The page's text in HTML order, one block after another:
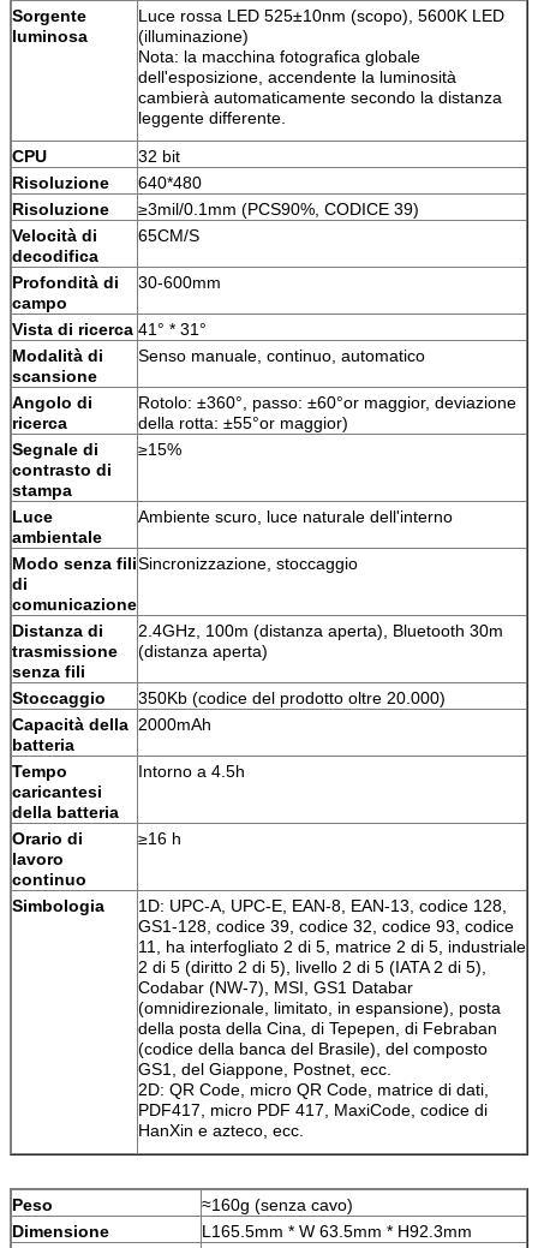
Sorgente
luminosa
Luce rossa LED 525±10nm (scopo), 5600K LED
(illuminazione)
Nota: la macchina fotografica globale
dell'esposizione, accendente la luminosità
cambierà automaticamente secondo la distanza
leggente differente.
CPU
32 bit
Risoluzione
640*480
Risoluzione
≥3mil/0.1mm (PCS90%, CODICE 39)
Velocità di
decodifica
65CM/S
Profondità di
campo
30-600mm
Vista di ricerca 41° * 31°
Modalità di
scansione
Senso manuale, continuo, automatico
Angolo di
ricerca
Rotolo: ±360°, passo: ±60°or maggior, deviazione
della rotta: ±55°or maggior)
Segnale di
contrasto di
stampa
≥15%
Luce
ambientale
Ambiente scuro, luce naturale dell'interno
Modo senza fili
di
comunicazione
Sincronizzazione, stoccaggio
Distanza di
trasmissione
senza fili
2.4GHz, 100m (distanza aperta), Bluetooth 30m
(distanza aperta)
Stoccaggio
350Kb (codice del prodotto oltre 20.000)
Capacità della
batteria
2000mAh
Tempo
caricantesi
della batteria
Intorno a 4.5h
Orario di
lavoro
continuo
≥16 h
Simbologia
1D: UPC-A, UPC-E, EAN-8, EAN-13, codice 128,
GS1-128, codice 39, codice 32, codice 93, codice
11, ha interfogliato 2 di 5, matrice 2 di 5, industriale
2 di 5 (diritto 2 di 5), livello 2 di 5 (IATA 2 di 5),
Codabar (NW-7), MSI, GS1 Databar
(omnidirezionale, limitato, in espansione), posta
della posta della Cina, di Tepepen, di Febraban
(codice della banca del Brasile), del composto
GS1, del Giappone, Postnet, ecc.
2D: QR Code, micro QR Code, matrice di dati,
PDF417, micro PDF 417, MaxiCode, codice di
HanXin e azteco, ecc.
Peso
≈160g (senza cavo)
Dimensione
L165.5mm * W 63.5mm * H92.3mm